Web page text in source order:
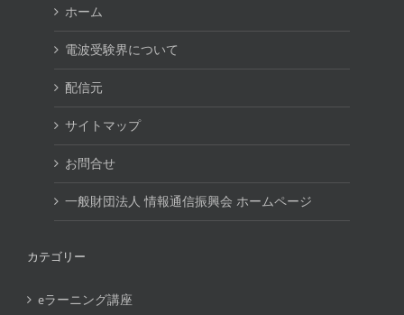
ホーム
電波受験界について
配信元
サイトマップ
お問合せ
一般財団法人 情報通信振興会 ホームページ
カテゴリー
eラーニング講座